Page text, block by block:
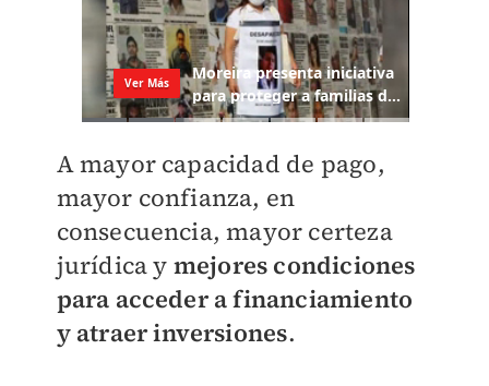
A mayor capacidad de pago,
mayor confianza, en
consecuencia, mayor certeza
jurídica y mejores condiciones
para acceder a financiamiento
y atraer inversiones.